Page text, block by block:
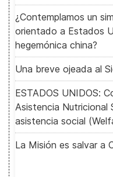
¿Contemplamos un
orientado a Estados
hegemónica china?
Una breve ojeada al
ESTADOS UNIDOS:
Asistencia Nutricional
asistencia social
La Misión es salvar a